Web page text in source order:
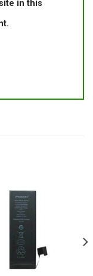
in this